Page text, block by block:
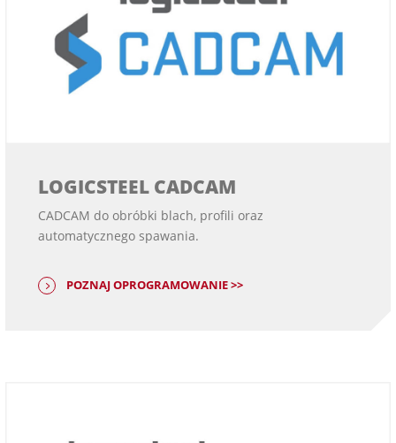
LOGICSTEEL CADCAM
CADCAM do obróbki blach, profili oraz
automatycznego spawania.
POZNAJ OPROGRAMOWANIE >>